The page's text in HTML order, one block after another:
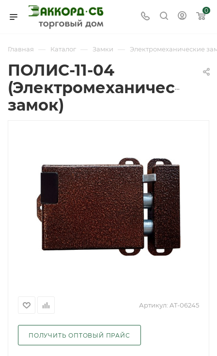
0
Главная — Каталог — Замки — Электромеханические
ПОЛИС-11-04
(Электромеханический
замок)
Артикул: AT-06245
ПОЛУЧИТЬ ОПТОВЫЙ ПРАЙС